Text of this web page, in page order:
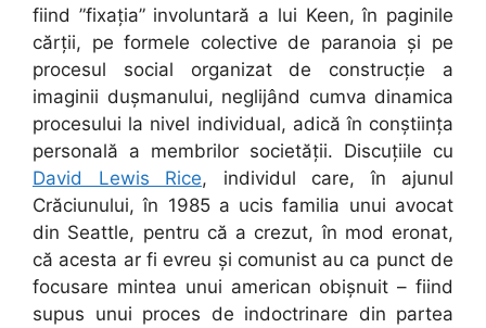
fiind ”fixația” involuntară a lui Keen, în paginile
cărții, pe formele colective de paranoia și pe
procesul social organizat de construcție a
imaginii dușmanului, neglijând cumva dinamica
procesului la nivel individual, adică în conștiința
personală a membrilor societății. Discuțiile cu
David Lewis Rice, individul care, în ajunul
Crăciunului, în 1985 a ucis familia unui avocat
din Seattle, pentru că a crezut, în mod eronat,
că acesta ar fi evreu și comunist au ca punct de
focusare mintea unui american obișnuit – fiind
supus unui proces de indoctrinare din partea